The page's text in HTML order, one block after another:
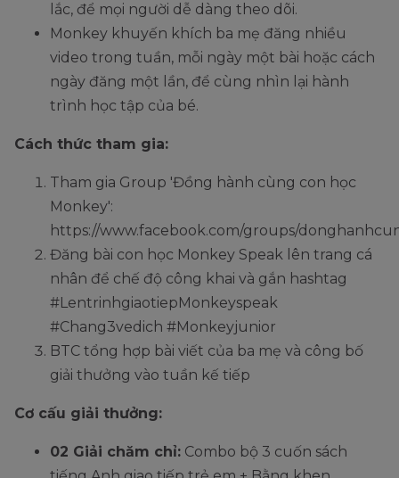
lắc, để mọi người dễ dàng theo dõi.
Monkey khuyến khích ba mẹ đăng nhiều
video trong tuần, mỗi ngày một bài hoặc cách
ngày đăng một lần, để cùng nhìn lại hành
trình học tập của bé.
Cách thức tham gia:
Tham gia Group 'Đồng hành cùng con học
Monkey':
https://www.facebook.com/groups/
Đăng bài con học Monkey Speak lên trang cá
nhân để chế độ công khai và gắn hashtag
#LentrinhgiaotiepMonkeyspeak
#Chang3vedich #Monkeyjunior
BTC tổng hợp bài viết của ba mẹ và công bố
giải thưởng vào tuần kế tiếp
Cơ cấu giải thưởng:
02 Giải chăm chỉ: Combo bộ 3 cuốn sách